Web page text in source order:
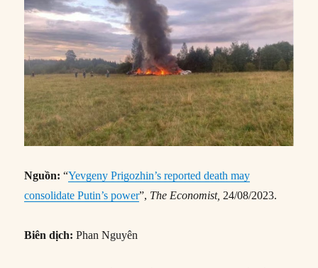
Nguồn: “Yevgeny Prigozhin’s reported death may
consolidate Putin’s power”, The Economist, 24/08/2023.
Biên dịch: Phan Nguyên